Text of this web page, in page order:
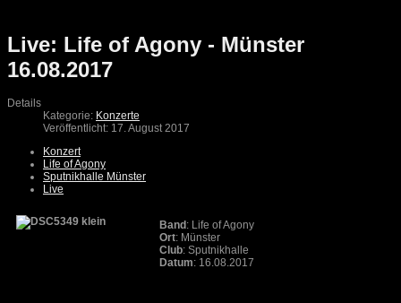
Live: Life of Agony - Münster
16.08.2017
Details
Kategorie: Konzerte
Veröffentlicht: 17. August 2017
Konzert
Life of Agony
Sputnikhalle Münster
Live
Band : Life of Agony
Ort: Münster
Club: Sputnikhalle
Datum: 16.08.2017